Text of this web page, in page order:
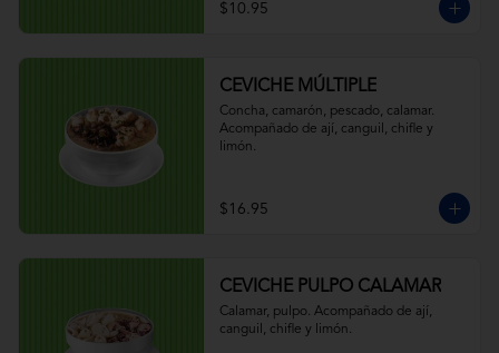
$10.95
CEVICHE MÚLTIPLE
Concha, camarón, pescado, calamar.
Acompañado de ají, canguil, chifle y
limón.
$16.95
CEVICHE PULPO CALAMAR
Calamar, pulpo. Acompañado de ají,
canguil, chifle y limón.